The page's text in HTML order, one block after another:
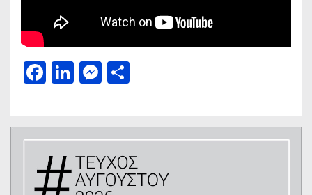
Facebook
LinkedIn
Messenger